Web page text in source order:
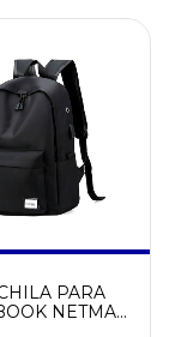
PARA
NETMAK